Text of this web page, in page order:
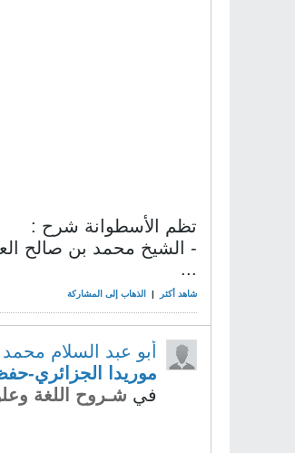
تظم الأسطوانة شرح :
- الشيخ محمد بن صالح
...
شاهد أكثر | الذهاب إلى المشاركة
أبو عبد السلام
موريدا الجزائري-
في شـروح اللغة